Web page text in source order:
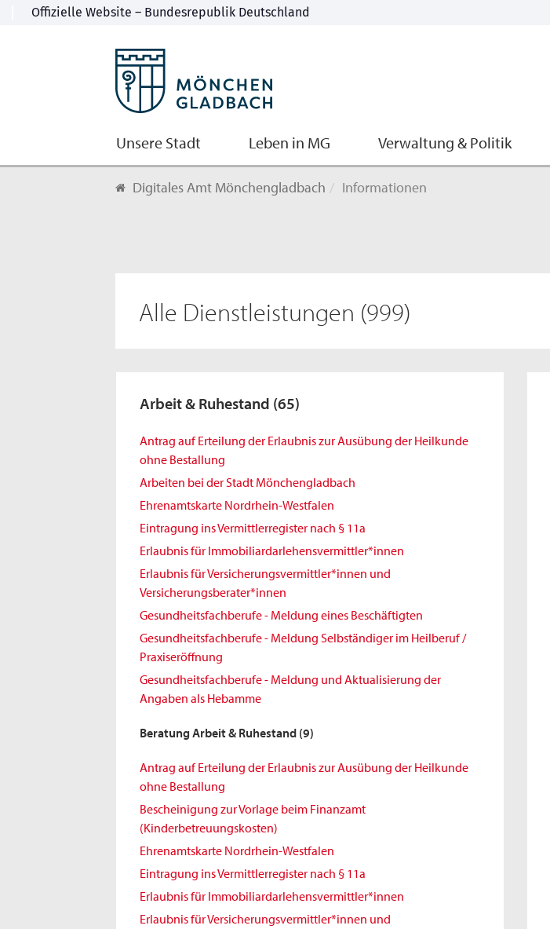
Unsere Stadt Leben in MG Verwaltung & Politik
Digitales Amt Mönchengladbach Informationen
Alle Dienstleistungen (999)
Arbeit & Ruhestand (65)
Antrag auf Erteilung der Erlaubnis zur Ausübung der Heilkunde
ohne Bestallung
Arbeiten bei der Stadt Mönchengladbach
Ehrenamtskarte Nordrhein-Westfalen
Eintragung ins Vermittlerregister nach § 11a
Erlaubnis für Immobiliardarlehensvermittler*innen
Erlaubnis für Versicherungsvermittler*innen und
Versicherungsberater*innen
Gesundheitsfachberufe - Meldung eines Beschäftigten
Gesundheitsfachberufe - Meldung Selbständiger im Heilberuf /
Praxiseröffnung
Gesundheitsfachberufe - Meldung und Aktualisierung der
Angaben als Hebamme
Beratung Arbeit & Ruhestand (9)
Antrag auf Erteilung der Erlaubnis zur Ausübung der Heilkunde
ohne Bestallung
Bescheinigung zur Vorlage beim Finanzamt
(Kinderbetreuungskosten)
Ehrenamtskarte Nordrhein-Westfalen
Eintragung ins Vermittlerregister nach § 11a
Erlaubnis für Immobiliardarlehensvermittler*innen
Erlaubnis für Versicherungsvermittler*innen und